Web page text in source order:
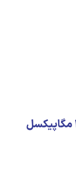
دوربین مداربسته تحت شبکه 2 مگاپیکسل